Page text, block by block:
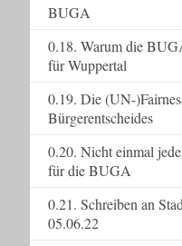
BUGA
0.18. Warum die
für Wuppertal
0.19. Die (UN-
Bürgerentscheides
0.20. Nicht einmal
für die BUGA
0.21. Schreiben an
05.06.22